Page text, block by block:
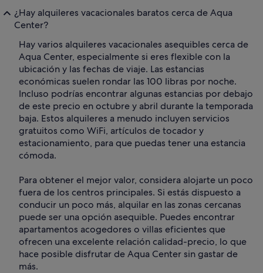
¿Hay alquileres vacacionales baratos cerca de Aqua
Center?
Hay varios alquileres vacacionales asequibles cerca de
Aqua Center, especialmente si eres flexible con la
ubicación y las fechas de viaje. Las estancias
económicas suelen rondar las 100 libras por noche.
Incluso podrías encontrar algunas estancias por debajo
de este precio en octubre y abril durante la temporada
baja. Estos alquileres a menudo incluyen servicios
gratuitos como WiFi, artículos de tocador y
estacionamiento, para que puedas tener una estancia
cómoda.
Para obtener el mejor valor, considera alojarte un poco
fuera de los centros principales. Si estás dispuesto a
conducir un poco más, alquilar en las zonas cercanas
puede ser una opción asequible. Puedes encontrar
apartamentos acogedores o villas eficientes que
ofrecen una excelente relación calidad-precio, lo que
hace posible disfrutar de Aqua Center sin gastar de
más.